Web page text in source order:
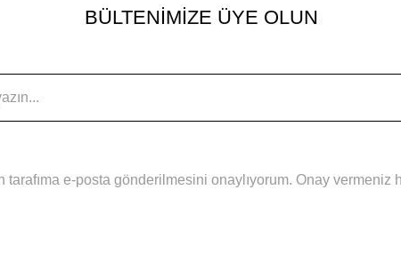
BÜLTENİMİZE ÜYE OLUN
e-posta gönderilmesini onaylıyorum. Onay